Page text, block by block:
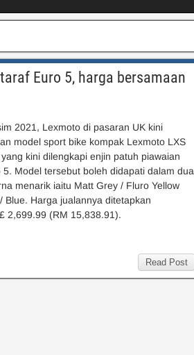
Euro 5, harga bersamaan
2021, Lexmoto di pasaran UK kini
model sport bike kompak Lexmoto LXS
kini dilengkapi enjin patuh piawaian
5. Model tersebut boleh didapati dalam dua
menarik iaitu Matt Grey / Fluro Yellow
Blue. Harga jualannya ditetapkan
2,699.99 (RM 15,838.91).
Read Post